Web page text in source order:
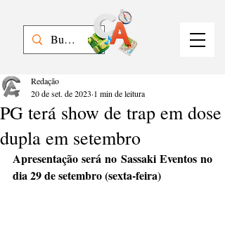
PG terá show de trap em dose
dupla em setembro
Redação
20 de set. de 2023 1 min de leitura
Apresentação será no Sassaki Eventos no
dia 29 de setembro (sexta-feira)